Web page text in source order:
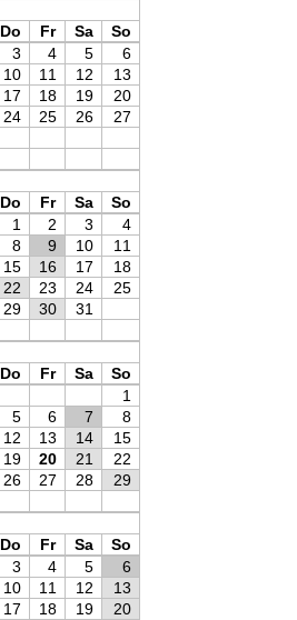
Do Fr Sa
So
3 4 5
6
10 11 12
13
17 18 19
20
24 25 26
27
Do Fr Sa
So
1 2 3
4
8 9 10
11
15 16 17
18
22 23 24
25
29 30 31
Do Fr Sa
So
1
5 6 7
8
12 13 14
15
19 20 21
22
26 27 28
29
Do Fr Sa
So
3 4 5
6
10 11 12
13
17 18 19
20